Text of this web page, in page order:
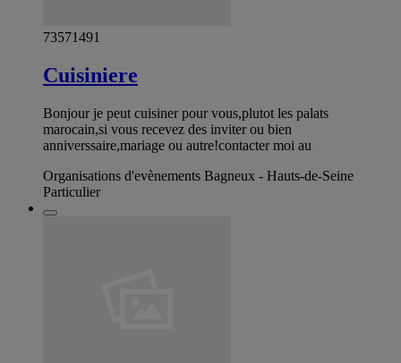
73571491
Cuisiniere
Bonjour je peut cuisiner pour vous,plutot les palats
marocain,si vous recevez des inviter ou bien
anniverssaire,mariage ou autre!contacter moi au
Organisations d'evènements Bagneux - Hauts-de-Seine
Particulier